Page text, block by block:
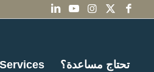
تحتاج مساعدة؟ Services